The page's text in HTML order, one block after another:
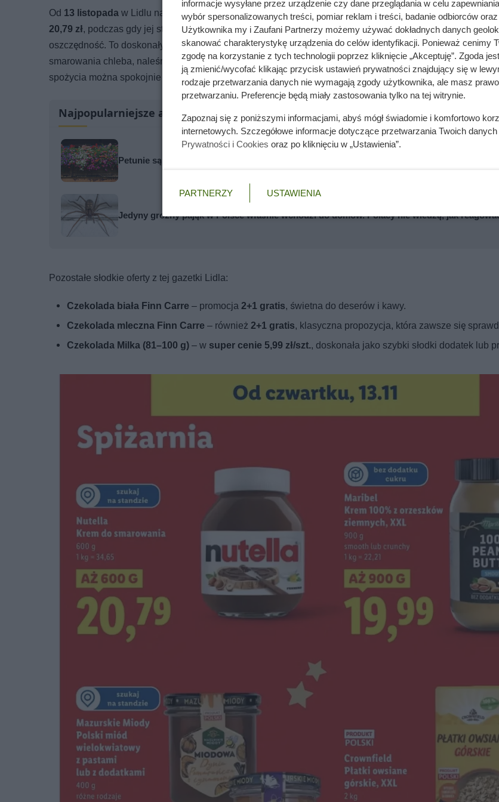
Od 13 listopada w Lidlu napotkamy promocję, która zaskoczy fanów słodkości.Nutella 600 gjest
20,79 zł, podczas gdy jej standardowa cena może wynosić między28,99 zł a nawet blisko 36 zł.
oszczędność. To doskonały moment, aby zaopatrzyć się w popularny krem czekoladowo-orzechowy –
smarowania chleba, naleśników, gofrów, a także jako dodatek do ciast i deserów. Dzięki długiej dacie
spożycia można spokojnie korzystać z większego opakowania, nie obawiając się, że się zmarnuje.
Najpopularniejsze artykuły
Petunie są kwiatowymi żarłokami. Ten rytm nawożenia robi ogromną różnicę
Jedyny groźny pająk w Polsce właśnie wchodzi do domów. Polacy nie wiedzą, jak
Pozostałe słodkie oferty z tej gazetki Lidla:
Czekolada biała Finn Carre – promocja 2+1 gratis, świetna do deserów i kawy.
Czekolada mleczna Finn Carre – również 2+1 gratis, klasyczna propozycja, która zawsze się
Czekolada Milka (81–100 g) – w super cenie 5,99 zł/szt., doskonała jako szybki słodki dodatek lub
informacje wysyłane przez urządzenie czy dane przeglądania w celu
wybór spersonalizowanych treści, pomiar reklam i treści, badanie odbiorców oraz
Użytkownika my i Zaufani Partnerzy możemy używać dokładnych danych
skanować charakterystykę urządzenia do celów identyfikacji. Ponieważ cenimy
zgodę na korzystanie z tych technologii poprzez kliknięcie „Akceptuję”. Zgoda
ją zmienić/wycofać klikając przycisk ustawień prywatności znajdujący się w
rodzaje przetwarzania danych nie wymagają zgody użytkownika, ale masz
przetwarzaniu. Preferencje będą miały zastosowania tylko na tej witrynie.
Zapoznaj się z poniższymi informacjami, abyś mógł świadomie i komfortowo
internetowych. Szczegółowe informacje dotyczące przetwarzania Twoich
Prywatności i Cookies oraz po kliknięciu w „Ustawienia”.
PARTNERZY USTAWIENIA